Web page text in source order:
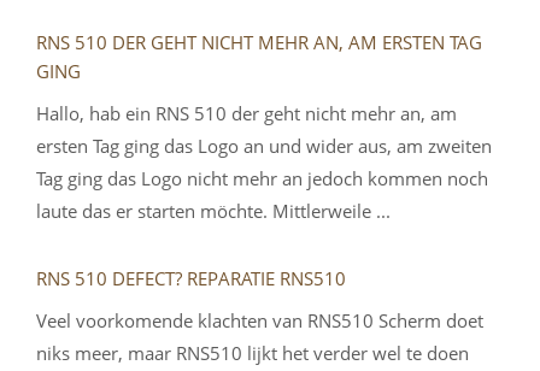
RNS 510 DER GEHT NICHT MEHR AN, AM ERSTEN TAG
GING
Hallo, hab ein RNS 510 der geht nicht mehr an, am
ersten Tag ging das Logo an und wider aus, am zweiten
Tag ging das Logo nicht mehr an jedoch kommen noch
laute das er starten möchte. Mittlerweile ...
RNS 510 DEFECT? REPARATIE RNS510
Veel voorkomende klachten van RNS510 Scherm doet
niks meer, maar RNS510 lijkt het verder wel te doen